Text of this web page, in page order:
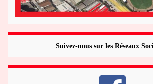
Suivez-nous sur les Réseaux